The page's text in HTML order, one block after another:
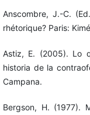
Anscombre, J.-C.
rhétorique? Paris:
Astiz, E. (2005). Lo
historia de la
Campana.
Bergson, H. (1977).